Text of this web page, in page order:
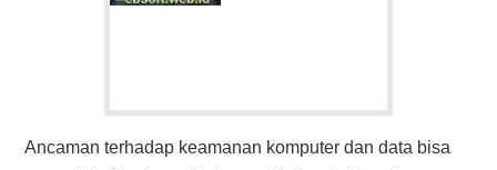
Ancaman terhadap keamanan komputer dan data bisa